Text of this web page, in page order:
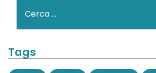
Tags